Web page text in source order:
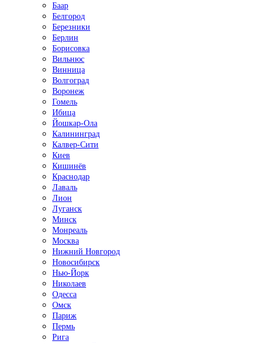
Баар
Белгород
Березники
Берлин
Борисовка
Вильнюс
Винница
Волгоград
Воронеж
Гомель
Ибица
Йошкар-Ола
Калининград
Калвер-Сити
Киев
Кишинёв
Краснодар
Лаваль
Лион
Луганск
Минск
Монреаль
Москва
Нижний Новгород
Новосибирск
Нью-Йорк
Николаев
Одесса
Омск
Париж
Пермь
Рига